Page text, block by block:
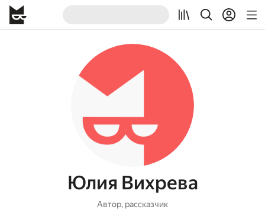
Юлия Вихрева
Автор, рассказчик